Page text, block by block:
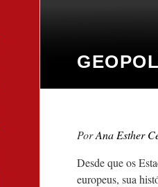
Ana Esther
Desde que os
europeus, sua